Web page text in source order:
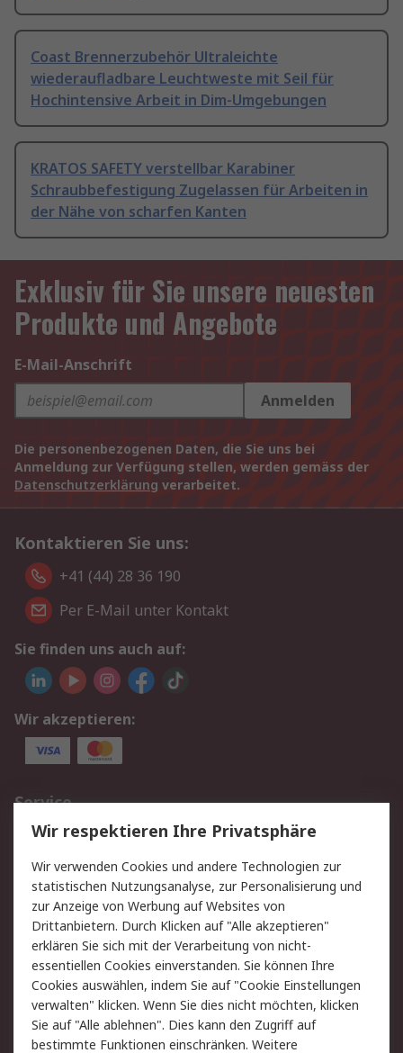
Coast Brennerzubehör Ultraleichte
wiederaufladbare Leuchtweste mit Seil für
Hochintensive Arbeit in Dim-Umgebungen
KRATOS SAFETY verstellbar Karabiner
Schraubbefestigung Zugelassen für Arbeiten in
der Nähe von scharfen Kanten
Exklusiv für Sie unsere neuesten
Produkte und Angebote
E-Mail-Anschrift
Anmelden
Die personenbezogenen Daten, die Sie uns bei
Anmeldung zur Verfügung stellen, werden gemäss der
Datenschutzerklärung verarbeitet.
Kontaktieren Sie uns:
+41 (44) 28 36 190
Per E-Mail unter Kontakt
Sie finden uns auch auf:
Wir akzeptieren:
Service
Value Added Services
Lieferlösungen
Rücksendungen
Kontakt
Hilfe
Rechtliches
AGB
Datenschutz
Cookie-Richtlinie
Zahlungsbedingungen
Copyright/Impressum
Wir respektieren Ihre Privatsphäre
Wir verwenden Cookies und andere Technologien zur
statistischen Nutzungsanalyse, zur Personalisierung und
zur Anzeige von Werbung auf Websites von
Drittanbietern. Durch Klicken auf "Alle akzeptieren"
erklären Sie sich mit der Verarbeitung von nicht-
essentiellen Cookies einverstanden. Sie können Ihre
Cookies auswählen, indem Sie auf "Cookie Einstellungen
verwalten" klicken. Wenn Sie dies nicht möchten, klicken
Sie auf "Alle ablehnen". Dies kann den Zugriff auf
bestimmte Funktionen einschränken. Weitere